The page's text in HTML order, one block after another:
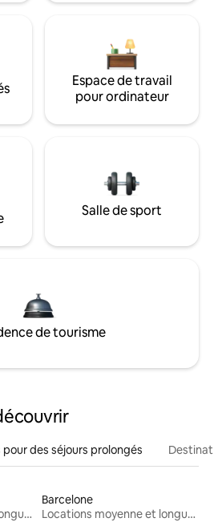
Espace de travail
pour ordinateur
Salle de sport
de tourisme
des séjours prolongés
Locations moyenne et longue durée
Barcelone
Locations moyenne et longue durée